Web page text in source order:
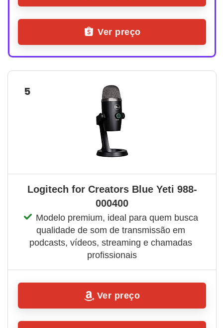
Ver preço
5
Logitech for Creators Blue Yeti 988-
000400
Modelo premium, ideal para quem busca
qualidade de som de transmissão em
podcasts, vídeos, streaming e chamadas
profissionais
Ver preço